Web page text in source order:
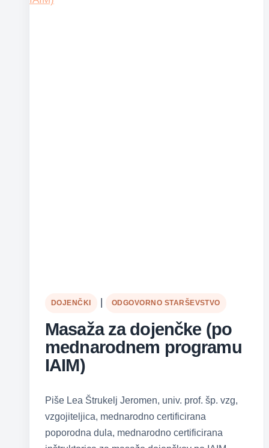
DOJENČKI ODGOVORNO STARŠEVSTVO
Masaža za dojenčke (po
mednarodnem programu
IAIM)
Piše Lea Štrukelj Jeromen, univ. prof. šp. vzg,
vzgojiteljica, mednarodno certificirana
poporodna dula, mednarodno certificirana